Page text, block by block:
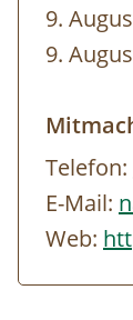
9.
9.
Telefon:
E-Mail:
Web: